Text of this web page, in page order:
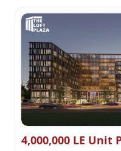
4,000,000 LE Unit